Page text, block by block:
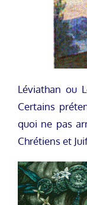
Léviathan ou
Certains
quoi ne pas
Chrétiens et